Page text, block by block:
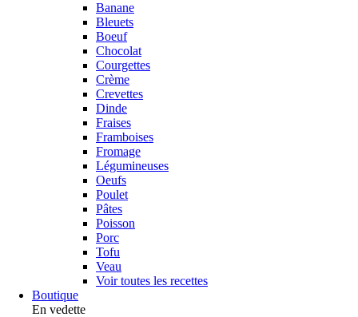
Banane
Bleuets
Boeuf
Chocolat
Courgettes
Crème
Crevettes
Dinde
Fraises
Framboises
Fromage
Légumineuses
Oeufs
Poulet
Pâtes
Poisson
Porc
Tofu
Veau
Voir toutes les recettes
Boutique
En vedette